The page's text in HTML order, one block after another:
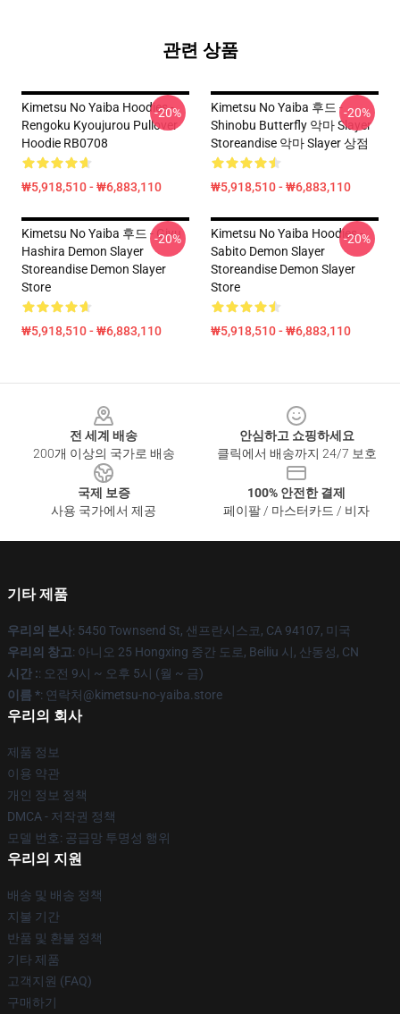
관련 상품
Kimetsu No Yaiba Hoodies -
Rengoku Kyoujurou Pullover
Hoodie RB0708
₩5,918,510 - ₩6,883,110
-20%
Kimetsu No Yaiba 후드 -
Shinobu Butterfly 악마 Slayer
Storeandise 악마 Slayer 상점
₩5,918,510 - ₩6,883,110
-20%
Kimetsu No Yaiba 후드 - Giyu
Hashira Demon Slayer
Storeandise Demon Slayer
Store
₩5,918,510 - ₩6,883,110
-20%
Kimetsu No Yaiba Hoodies -
Sabito Demon Slayer
Storeandise Demon Slayer
Store
₩5,918,510 - ₩6,883,110
-20%
전 세계 배송
200개 이상의 국가로 배송
안심하고 쇼핑하세요
클릭에서 배송까지 24/7 보호
국제 보증
사용 국가에서 제공
100% 안전한 결제
페이팔 / 마스터카드 / 비자
기타 제품
우리의 본사: 5450 Townsend St, 샌프란시스코, CA 94107, 미국
우리의 창고: 아니오 25 Hongxing 중간 도로, Beiliu 시, 산동성, CN
시간 :: 오전 9시 ~ 오후 5시 (월 ~ 금)
이름 *: 연락처@kimetsu-no-yaiba.store
우리의 회사
제품 정보
이용 약관
개인 정보 정책
DMCA - 저작권 정책
모델 번호: 공급망 투명성 행위
우리의 지원
배송 및 배송 정책
지불 기간
반품 및 환불 정책
기타 제품
고객지원 (FAQ)
구매하기